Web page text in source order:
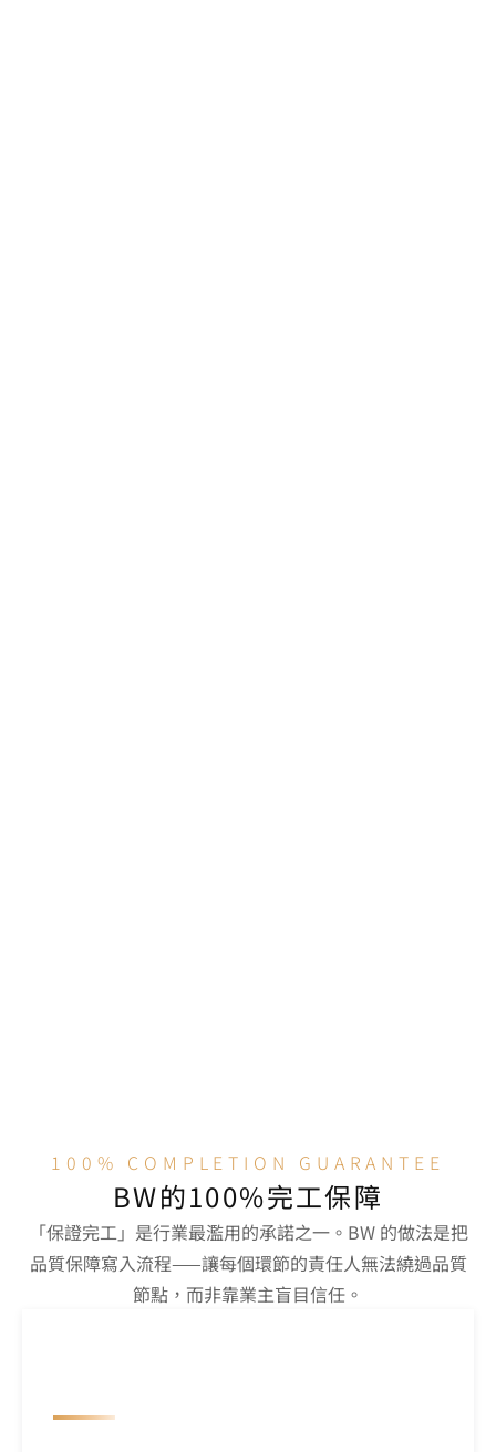
100% COMPLETION GUARANTEE
BW的100%完工保障
「保證完工」是行業最濫用的承諾之一。BW 的做法是把
品質保障寫入流程——讓每個環節的責任人無法繞過品質
節點，而非靠業主盲目信任。